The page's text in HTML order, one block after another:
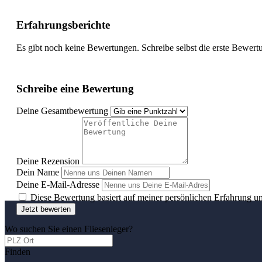
Erfahrungsberichte
Es gibt noch keine Bewertungen. Schreibe selbst die erste
Schreibe eine Bewertung
Deine Gesamtbewertung
Deine Rezension
Dein Name
Deine E-Mail-Adresse
Diese Bewertung basiert auf meiner persönlichen Erfahrung
Jetzt bewerten
Wo suchen Sie einen Fliesenleger?
Finden